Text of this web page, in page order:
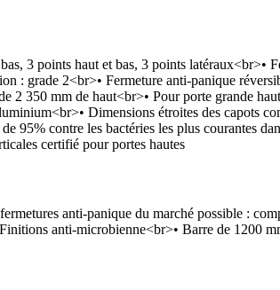
3 points haut et bas, 3 points latéraux<br>•
: grade 2<br>• Fermeture anti-panique
2 350 mm de haut<br>• Pour porte grande
Dimensions étroites des capots
contre les bactéries les plus courantes
certifié pour portes hautes
anti-panique du marché possible :
anti-microbienne<br>• Barre de 1200